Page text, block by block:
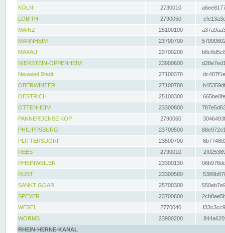
KÖLN
2730010
LOBITH
2790050
MAINZ
25100100
MANNHEIM
23700700
MAXAU
23700200
NIERSTEIN-OPPENHEIM
23900600
Neuwied Stadt
27100370
OBERWINTER
27100700
OESTRICH
25100300
OTTENHEIM
23300800
PANNERDENSE KOP
2790060
PHILIPPSBURG
23700500
PLITTERSDORF
23500700
REES
2790010
RHEINWEILER
23300130
RUST
23300580
SANKT GOAR
25700300
SPEYER
23700600
WESEL
2770040
WORMS
23900200
RHEIN-HERNE-KANAL